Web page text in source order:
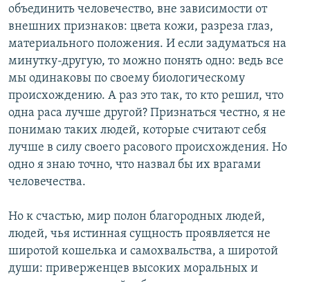
объединить человечество, вне зависимости от
внешних признаков: цвета кожи, разреза глаз,
материального положения. И если задуматься на
минутку-другую, то можно понять одно: ведь все
мы одинаковы по своему биологическому
происхождению. А раз это так, то кто решил, что
одна раса лучше другой? Признаться честно, я не
понимаю таких людей, которые считают себя
лучше в силу своего расового происхождения. Но
одно я знаю точно, что назвал бы их врагами
человечества.
Но к счастью, мир полон благородных людей,
людей, чья истинная сущность проявляется не
широтой кошелька и самохвальства, а широтой
души: приверженцев высоких моральных и